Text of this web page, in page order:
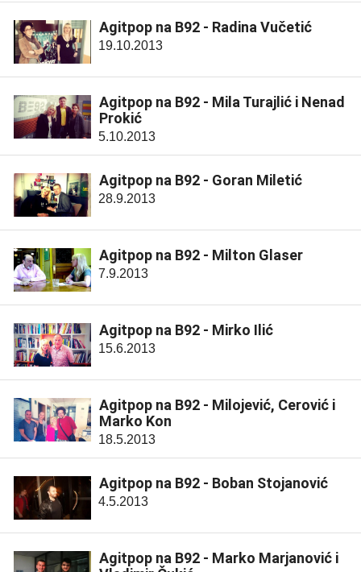
Agitpop na B92 - Radina Vučetić
19.10.2013
Agitpop na B92 - Mila Turajlić i Nenad
Prokić
5.10.2013
Agitpop na B92 - Goran Miletić
28.9.2013
Agitpop na B92 - Milton Glaser
7.9.2013
Agitpop na B92 - Mirko Ilić
15.6.2013
Agitpop na B92 - Milojević, Cerović i
Marko Kon
18.5.2013
Agitpop na B92 - Boban Stojanović
4.5.2013
Agitpop na B92 - Marko Marjanović i